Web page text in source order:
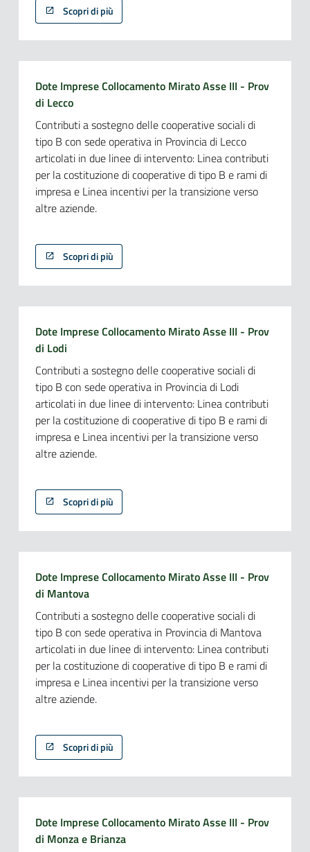
Scopri di più
Dote Imprese Collocamento Mirato Asse III - Prov
di Lecco
Contributi a sostegno delle cooperative sociali di
tipo B con sede operativa in Provincia di Lecco
articolati in due linee di intervento: Linea contributi
per la costituzione di cooperative di tipo B e rami di
impresa e Linea incentivi per la transizione verso
altre aziende.
Scopri di più
Dote Imprese Collocamento Mirato Asse III - Prov
di Lodi
Contributi a sostegno delle cooperative sociali di
tipo B con sede operativa in Provincia di Lodi
articolati in due linee di intervento: Linea contributi
per la costituzione di cooperative di tipo B e rami di
impresa e Linea incentivi per la transizione verso
altre aziende.
Scopri di più
Dote Imprese Collocamento Mirato Asse III - Prov
di Mantova
Contributi a sostegno delle cooperative sociali di
tipo B con sede operativa in Provincia di Mantova
articolati in due linee di intervento: Linea contributi
per la costituzione di cooperative di tipo B e rami di
impresa e Linea incentivi per la transizione verso
altre aziende.
Scopri di più
Dote Imprese Collocamento Mirato Asse III - Prov
di Monza e Brianza